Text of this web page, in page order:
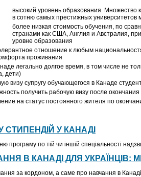
высокий уровень образования. Множество
в сотню самых престижных университетов
более низкая стоимость обучения, по
странами как США, Англия и Австралия,
уровне образования
отношение к любым
проживания
легально долгое время, в том числе не
дети)
визу супругу обучающегося в Канаде
получить рабочую визу после
на статус постоянного жителя по
У КАНАДІ
програму по тій чи іншій спеціальності
В КАНАДІ ДЛЯ УКРАЇНЦІВ:
за кордоном, а саме про навчання в